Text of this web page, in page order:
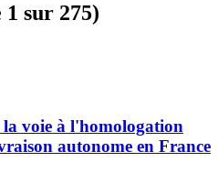
1 sur 275)
voie à l'homologation
autonome en France